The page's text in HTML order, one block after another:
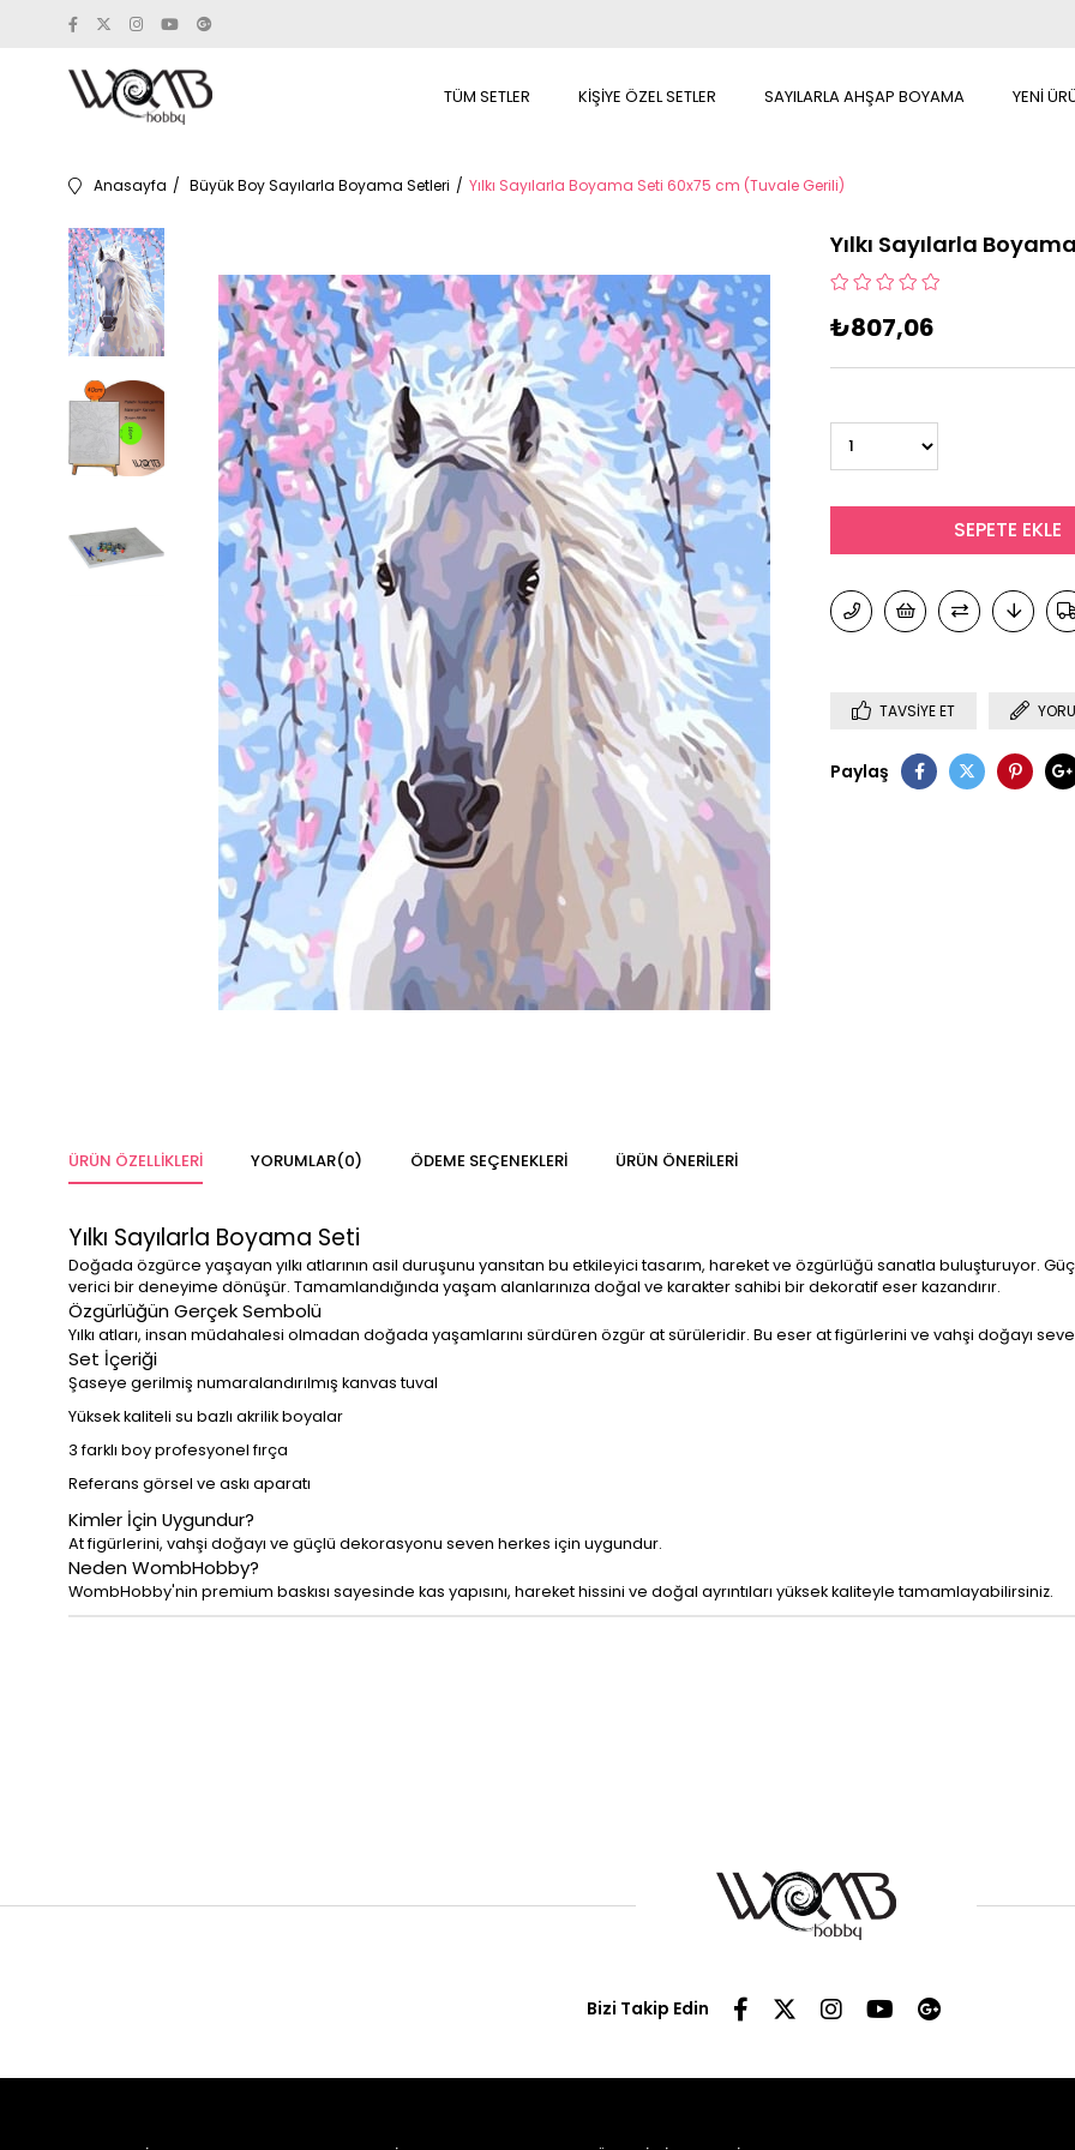
TÜM SETLER KİŞİYE ÖZEL SETLER SAYILARLA AHŞAP BOYAMA YENİ
Anasayfa Büyük Boy Sayılarla Boyama Setleri Yılkı Sayılarla Boyama Seti 60x75 cm (Tuvale Gerili)
Yılkı Sayılarla
₺807,06
TAVSIYE ET
Paylaş
ÜRÜN ÖZELLIKLERI YORUMLAR(0) ÖDEME SEÇENEKLERI ÜRÜN ÖNERILERI
Yılkı Sayılarla Boyama Seti
Doğada özgürce yaşayan yılkı atlarının asil duruşunu yansıtan bu etkileyici tasarım, hareket ve özgürlüğü sanatla buluşturuyor.
verici bir deneyime dönüşür. Tamamlandığında yaşam alanlarınıza doğal ve karakter sahibi bir dekoratif eser kazandırır.
Özgürlüğün Gerçek Sembolü
Yılkı atları, insan müdahalesi olmadan doğada yaşamlarını sürdüren özgür at sürüleridir. Bu eser at figürlerini ve vahşi doğayı
Set İçeriği
Şaseye gerilmiş numaralandırılmış kanvas tuval
Yüksek kaliteli su bazlı akrilik boyalar
3 farklı boy profesyonel fırça
Referans görsel ve askı aparatı
Kimler İçin Uygundur?
At figürlerini, vahşi doğayı ve güçlü dekorasyonu seven herkes için uygundur.
Neden WombHobby?
WombHobby'nin premium baskısı sayesinde kas yapısını, hareket hissini ve doğal ayrıntıları yüksek kaliteyle tamamlayabilirsiniz.
Bizi Takip Edin